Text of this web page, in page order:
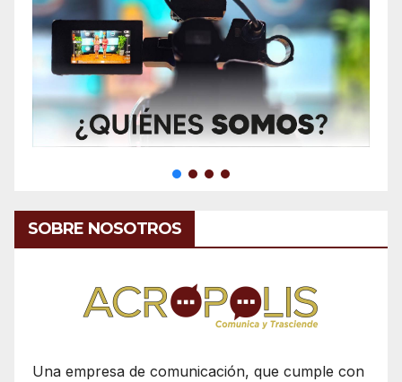
SOBRE NOSOTROS
Una empresa de comunicación, que cumple con